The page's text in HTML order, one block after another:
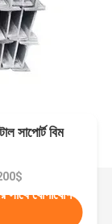
সাপোর্ট বিম
সাথে যোগাযোগ